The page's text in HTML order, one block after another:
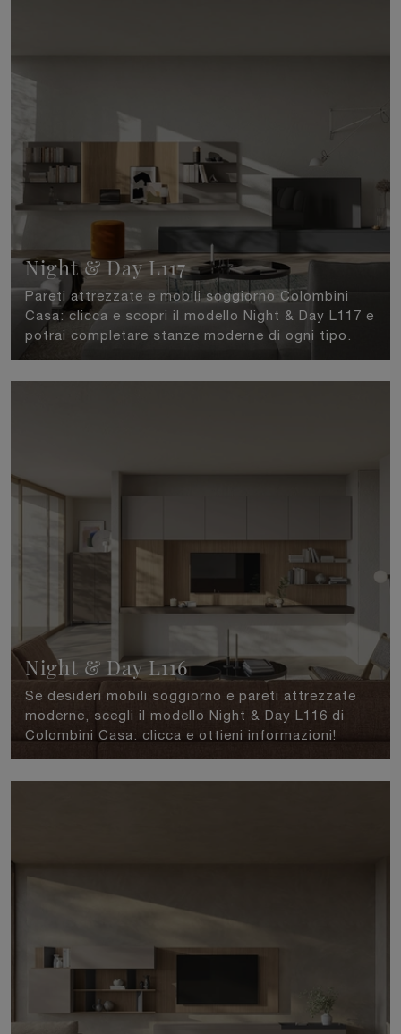
Night & Day L117
Pareti attrezzate e mobili soggiorno Colombini
Casa: clicca e scopri il modello Night & Day L117 e
potrai completare stanze moderne di ogni tipo.
Night & Day L116
Se desideri mobili soggiorno e pareti attrezzate
moderne, scegli il modello Night & Day L116 di
Colombini Casa: clicca e ottieni informazioni!